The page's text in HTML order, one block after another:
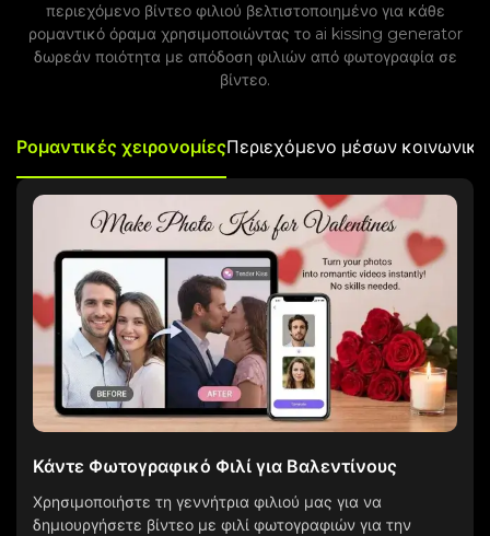
περιεχόμενο βίντεο φιλιού βελτιστοποιημένο για κάθε
ρομαντικό όραμα χρησιμοποιώντας το ai kissing generator
δωρεάν ποιότητα με απόδοση φιλιών από φωτογραφία σε
βίντεο.
Ρομαντικές χειρονομίεςΠεριεχόμενο μέσων
Κάντε Φωτογραφικό Φιλί για Βαλεντίνους
Χρησιμοποιήστε τη γεννήτρια φιλιού μας για να
δημιουργήσετε βίντεο με φιλί φωτογραφιών για την